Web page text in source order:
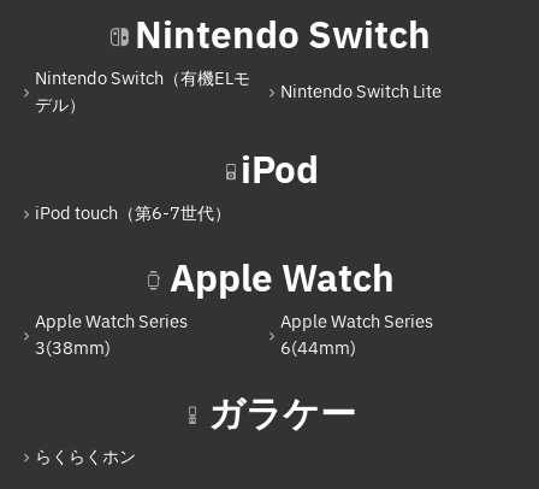
iPad Pro 11インチ（第4世代）
Nintendo Switch
iPod touch（第6-7世代）
Apple Watch
Apple Watch Series 6(44mm)
ガラケー
Nintendo Switch
Nintendo Switch（有機ELモ
デル）
Nintendo Switch Lite
iPod
iPod touch（第6-7世代）
Apple Watch
Apple Watch Series
3(38mm)
Apple Watch Series
6(44mm)
ガラケー
らくらくホン